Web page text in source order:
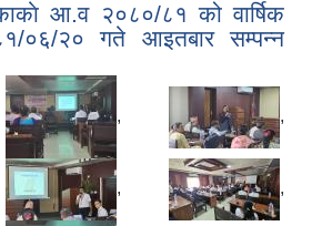
आ.व २०८०/८१ को वार्षिक
०६/२० गते आइतबार सम्पन्न
, ,
, ,